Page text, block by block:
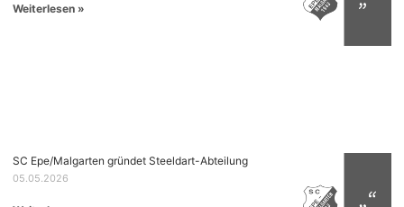
Weiterlesen »
SC Epe/Malgarten gründet Steeldart-Abteilung
05.05.2026